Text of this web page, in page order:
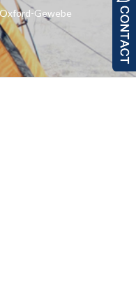
Gewebe